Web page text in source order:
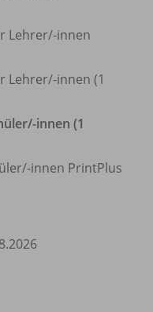
Lehrer/-innen
Lehrer/-innen (1
-innen (1
-innen PrintPlus